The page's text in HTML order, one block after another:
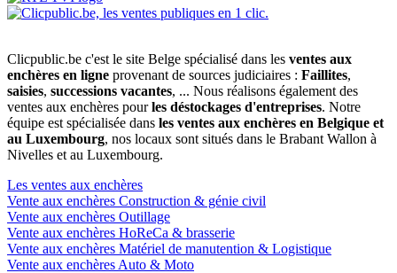
Clicpublic.be c'est le site Belge spécialisé dans les ventes aux
enchères en ligne provenant de sources judiciaires : Faillites,
saisies, successions vacantes, ... Nous réalisons également des
ventes aux enchères pourles déstockages d'entreprises. Notre
équipe est spécialisée dans les ventes aux enchères en Belgique et
au Luxembourg, nos locaux sont situés dans le Brabant Wallon à
Nivelles et au Luxembourg.
Les ventes aux enchères
Vente aux enchères Construction & génie civil
Vente aux enchères Outillage
Vente aux enchères HoReCa & brasserie
Vente aux enchères Matériel de manutention & Logistique
Vente aux enchères Auto & Moto